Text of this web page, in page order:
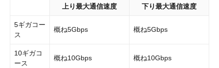
上り最大通信速度 下り最大通信速度
5ギガコー
ス
概ね5Gbps 概ね5Gbps
10ギガコ
ース
概ね10Gbps 概ね10Gbps